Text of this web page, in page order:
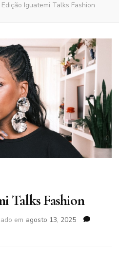
Edição Iguatemi Talks Fashion
Talks Fashion
em agosto 13, 2025